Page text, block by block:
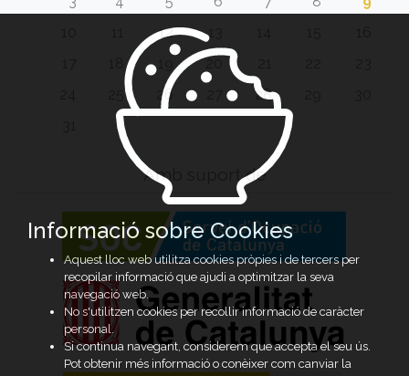
12 13
20
26 28
Amb suport de
Informació sobre Cookies
Aquest lloc web utilitza cookies pròpies i de tercers per
recopilar informació que ajudi a optimitzar la seva
navegació web.
No s'utilitzen cookies per recollir informació de caràcter
personal.
Si continua navegant, considerem que accepta el seu ús.
Pot obtenir més informació o conèixer com canviar la